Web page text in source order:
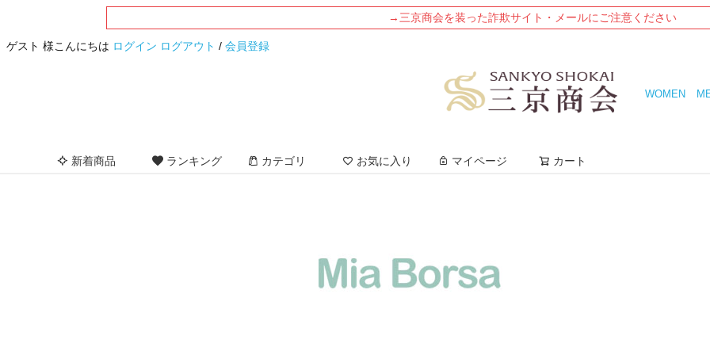
→三京商会を装った詐欺サイト・メールにご注意ください
ゲスト 様こんにちは ログイン ログアウト / 会員登録
WOMEN
新着商品 ランキング カテゴリ お気に入り マイページ カート